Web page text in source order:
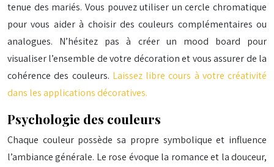
tenue des mariés. Vous pouvez utiliser un cercle chromatique
pour vous aider à choisir des couleurs complémentaires ou
analogues. N’hésitez pas à créer un mood board pour
visualiser l’ensemble de votre décoration et vous assurer de la
cohérence des couleurs. Laissez libre cours à votre créativité
dans les applications décoratives.
Psychologie des couleurs
Chaque couleur possède sa propre symbolique et influence
l’ambiance générale. Le rose évoque la romance et la douceur,